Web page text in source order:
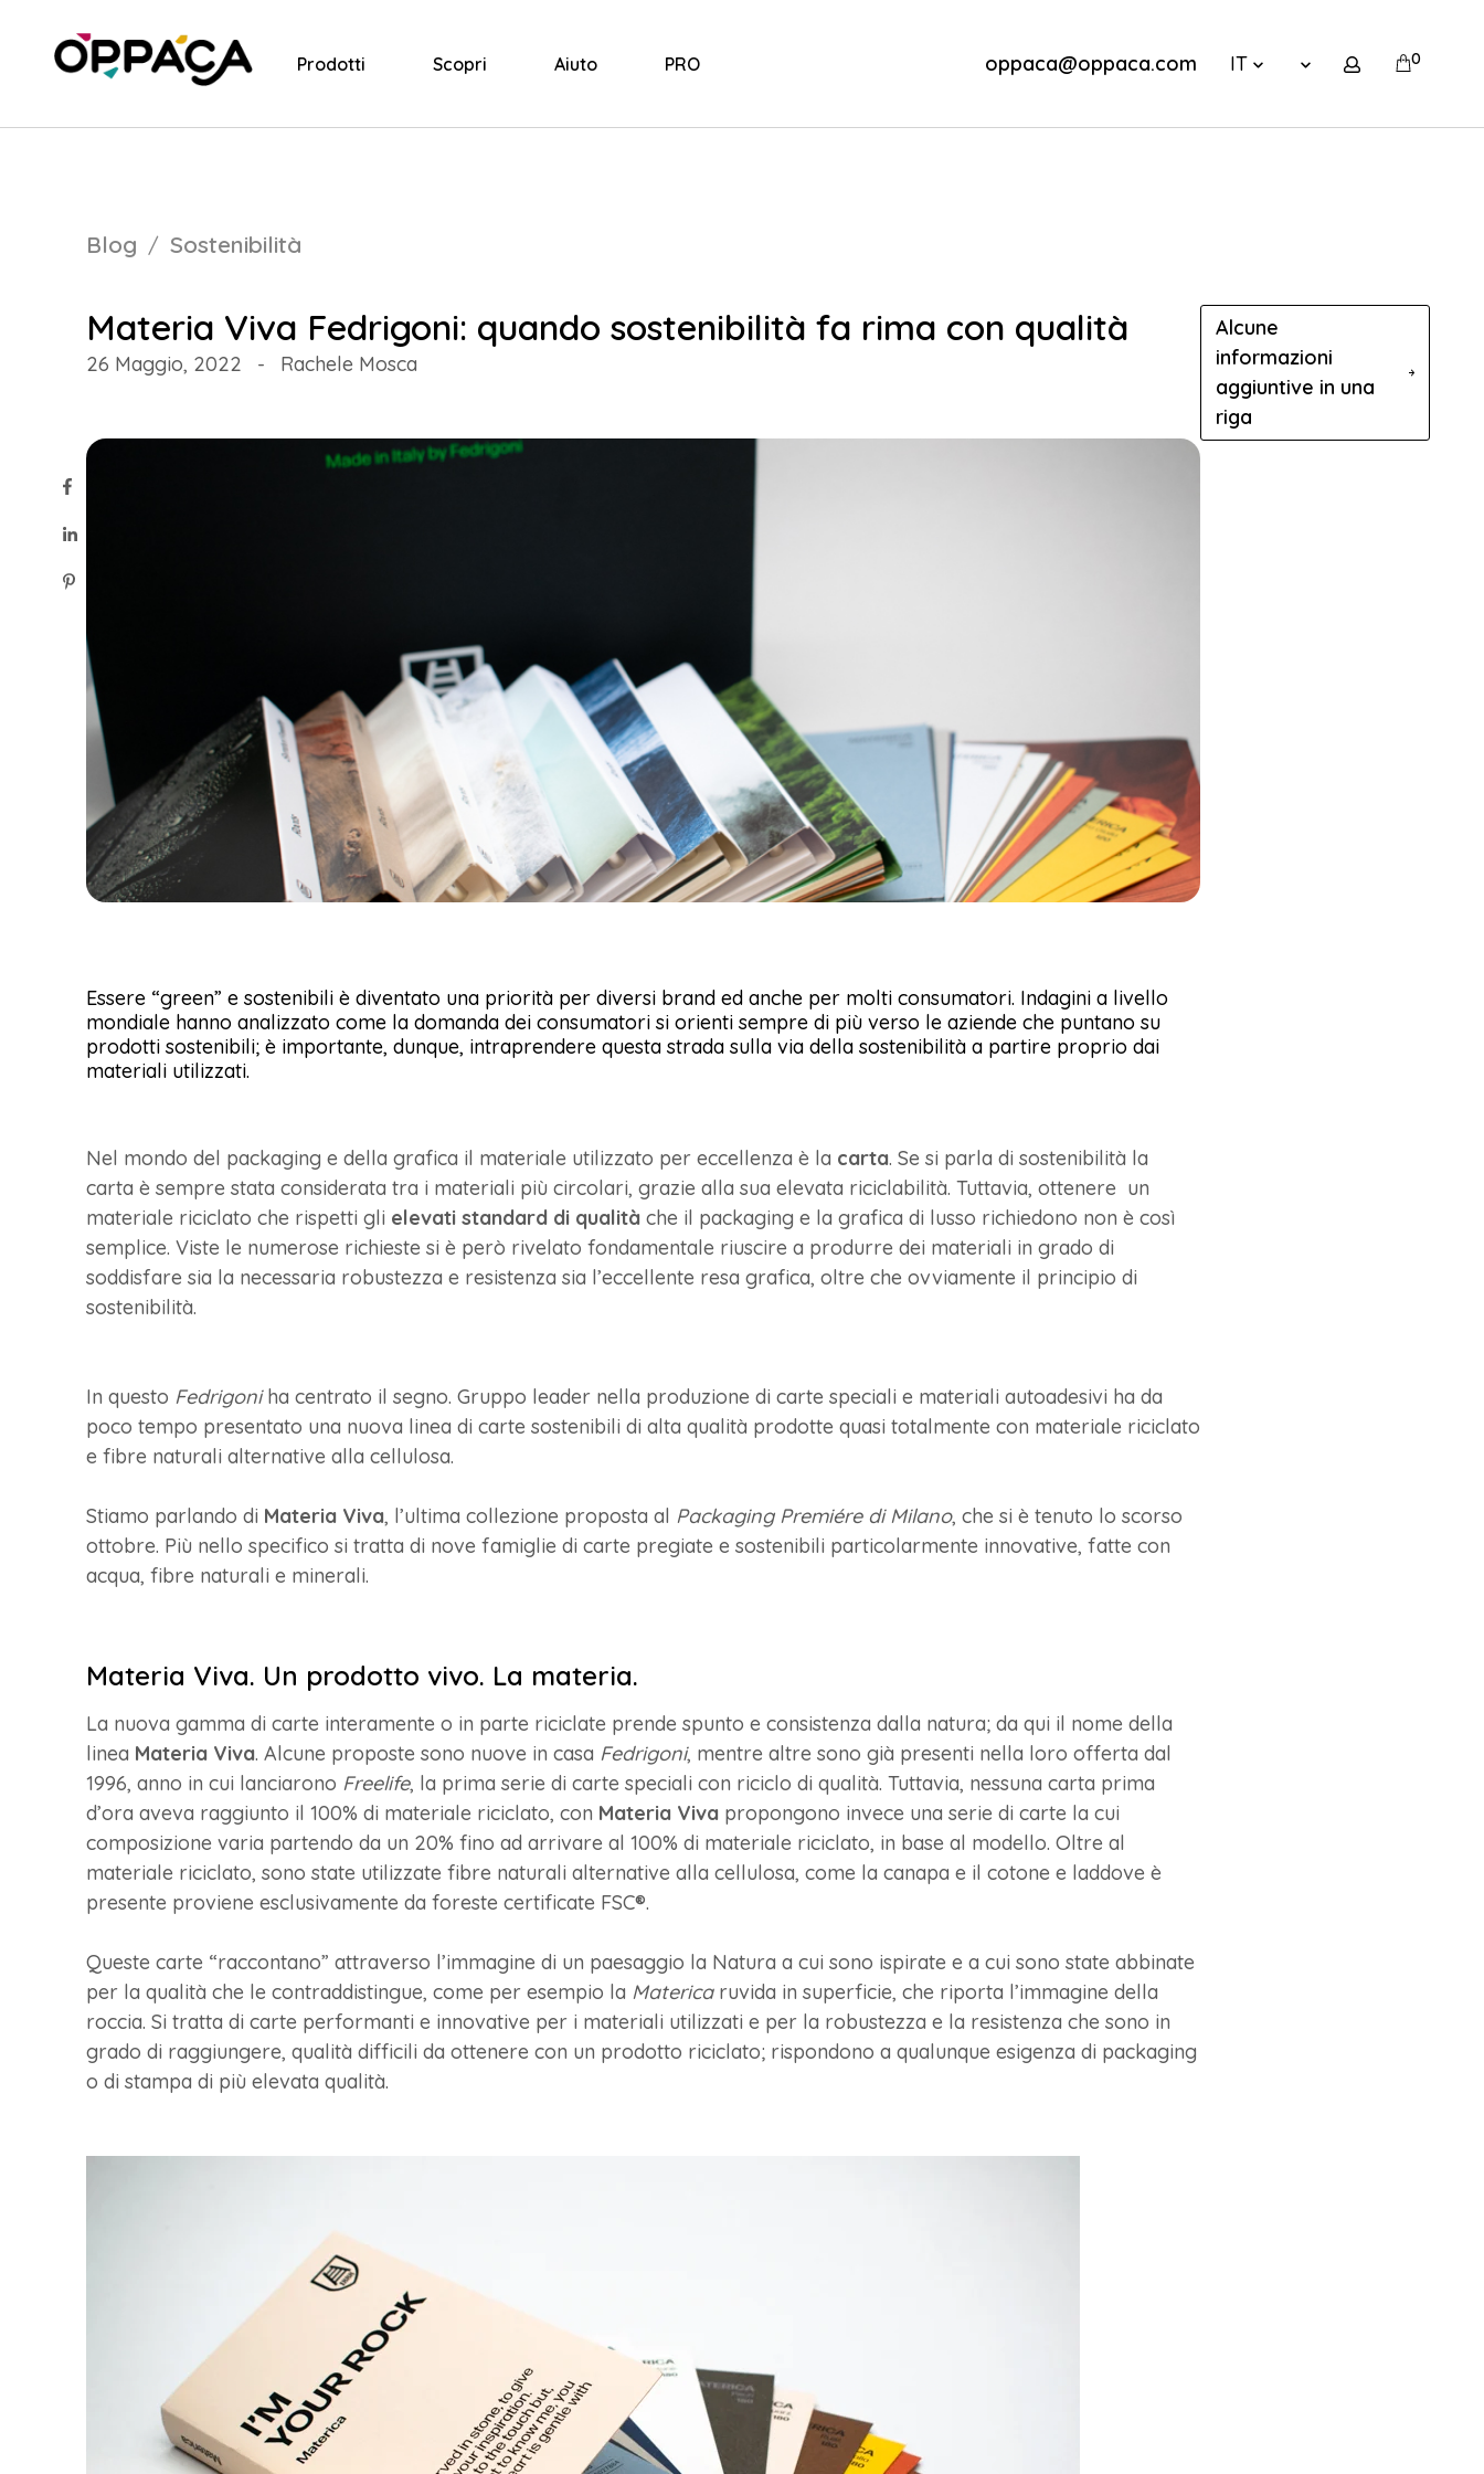
Prodotti Scopri Aiuto PRO oppaca@oppaca.com IT 0
Blog Sostenibilità
Materia Viva Fedrigoni: quando sostenibilità fa rima con qualità
26 Maggio, 2022 - Rachele Mosca
Essere “green” e sostenibili è diventato una priorità per diversi brand ed anche per molti consumatori. Indagini a livello
mondiale hanno analizzato come la domanda dei consumatori si orienti sempre di più verso le aziende che puntano su
prodotti sostenibili; è importante, dunque, intraprendere questa strada sulla via della sostenibilità a partire proprio dai
materiali utilizzati.
Nel mondo del packaging e della grafica il materiale utilizzato per eccellenza è la carta. Se si parla di sostenibilità la
carta è sempre stata considerata tra i materiali più circolari, grazie alla sua elevata riciclabilità. Tuttavia, ottenere un
materiale riciclato che rispetti gli elevati standard di qualità che il packaging e la grafica di lusso richiedono non è così
semplice. Viste le numerose richieste si è però rivelato fondamentale riuscire a produrre dei materiali in grado di
soddisfare sia la necessaria robustezza e resistenza sia l’eccellente resa grafica, oltre che ovviamente il principio di
sostenibilità.
In questo Fedrigoniha centrato il segno. Gruppo leader nella produzione di carte speciali e materiali autoadesivi ha da
poco tempo presentato una nuova linea di carte sostenibili di alta qualità prodotte quasi totalmente con materiale riciclato
e fibre naturali alternative alla cellulosa.
Stiamo parlando di Materia Viva, l’ultima collezione proposta al Packaging Premiére di Milano, che si è tenuto lo scorso
ottobre. Più nello specifico si tratta di nove famiglie di carte pregiate e sostenibili particolarmente innovative, fatte con
acqua, fibre naturali e minerali.
Materia Viva. Un prodotto vivo. La materia.
La nuova gamma di carte interamente o in parte riciclate prende spunto e consistenza dalla natura; da qui il nome della
linea Materia Viva. Alcune proposte sono nuove in casa Fedrigoni, mentre altre sono già presenti nella loro offerta dal
1996, anno in cui lanciarono Freelife, la prima serie di carte speciali con riciclo di qualità. Tuttavia, nessuna carta prima
d’ora aveva raggiunto il 100% di materiale riciclato, con Materia Viva propongono invece una serie di carte la cui
composizione varia partendo da un 20% fino ad arrivare al 100% di materiale riciclato, in base al modello. Oltre al
materiale riciclato, sono state utilizzate fibre naturali alternative alla cellulosa, come la canapa e il cotone e laddove è
presente proviene esclusivamente da foreste certificate FSC®.
Queste carte “raccontano” attraverso l’immagine di un paesaggio la Natura a cui sono ispirate e a cui sono state abbinate
per la qualità che le contraddistingue, come per esempio la Matericaruvida in superficie, che riporta l’immagine della
roccia. Si tratta di carte performanti e innovative per i materiali utilizzati e per la robustezza e la resistenza che sono in
grado di raggiungere, qualità difficili da ottenere con un prodotto riciclato; rispondono a qualunque esigenza di packaging
o di stampa di più elevata qualità.
Alcune
informazioni
aggiuntive in una
riga